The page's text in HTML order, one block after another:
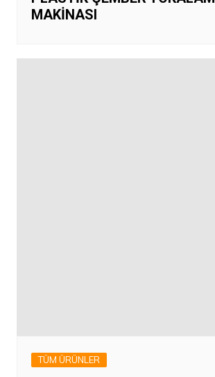
MAKİNASI
TÜM ÜRÜNLER